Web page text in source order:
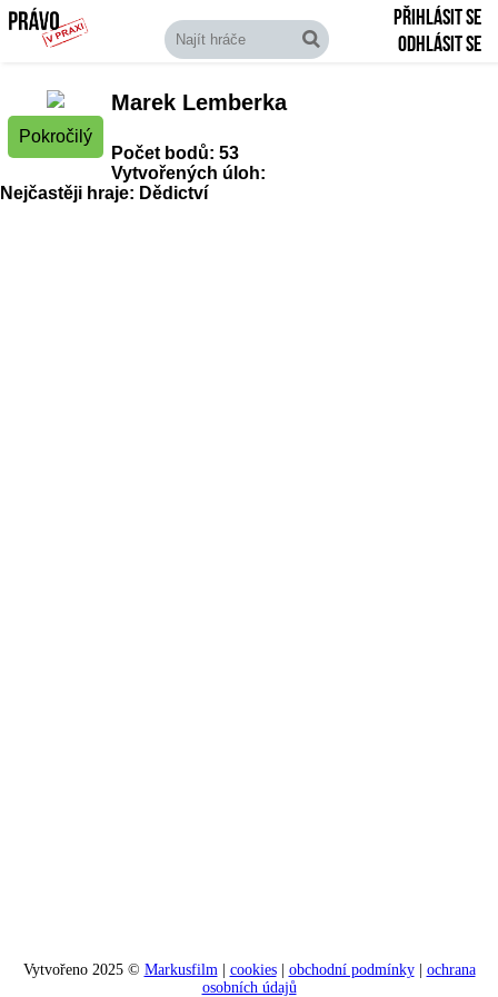
Přihlásit se
Odhlásit se
Pokročilý
Marek Lemberka
Počet bodů: 53
Vytvořených úloh:
Nejčastěji hraje: Dědictví
Vytvořeno 2025 © Markusfilm| cookies| obchodní podmínky| ochrana
osobních údajů